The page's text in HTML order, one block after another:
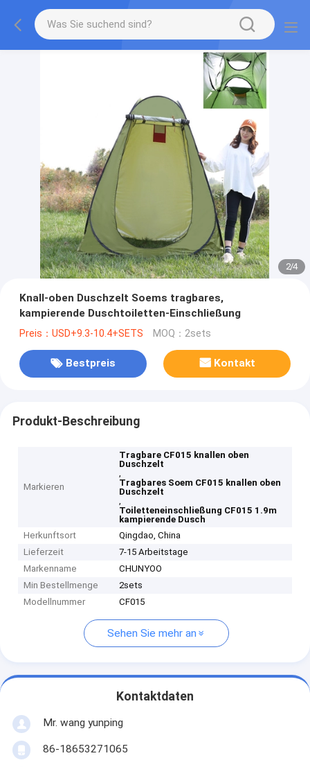
2/4
Knall-oben Duschzelt Soems tragbares,
kampierende Duschtoiletten-Einschließung
Preis：USD+9.3-10.4+SETS MOQ：2sets
Bestpreis Kontakt
Produkt-Beschreibung
Markieren
Tragbare CF015 knallen oben
Duschzelt
,
Tragbares Soem CF015 knallen oben
Duschzelt
,
Toiletteneinschließung CF015 1.9m
kampierende Dusch
Herkunftsort
Qingdao, China
Lieferzeit
7-15 Arbeitstage
Markenname
CHUNYOO
Min Bestellmenge
2sets
Modellnummer
CF015
Sehen Sie mehr an
Kontaktdaten
Mr. wang yunping
86-18653271065